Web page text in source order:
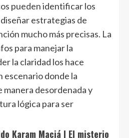
pueden identificar los
estrategias de
mucho más precisas. La
para manejar la
la claridad los hace
escenario donde la
desordenada y
lógica para ser
Karam Maciá | El misterio